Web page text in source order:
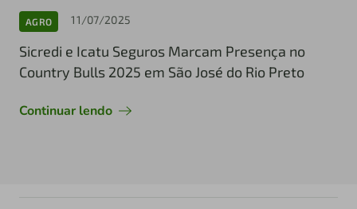
AGRO 11/07/2025
Sicredi e Icatu Seguros Marcam Presença no
Country Bulls 2025 em São José do Rio Preto
Continuar lendo